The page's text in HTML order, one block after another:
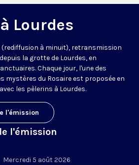
Lourdes
(rediffusion à minuit), retransmission
la grotte de Lourdes, en
Chaque jour, l'une des
mystères du Rosaire est proposée en
les pèlerins à Lourdes.
l'émission
l'émission
Mercredi 5 août 2026